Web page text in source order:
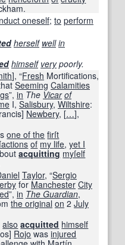
oneself; to perform
herself well in
himself verypoorly.
], “Fresh Mortifications,
Seeming Calamities
”, in The Vicar of
I, Salisbury, Wiltshire:
rancis] Newbery, […],
one of the firſt
of my life,yet I
acquitting myſelf
Taylor, “Sergio
for Manchester City
”, in The Guardian‎,
the original on 2 July
also acquitted himself
Rojo wasinjured